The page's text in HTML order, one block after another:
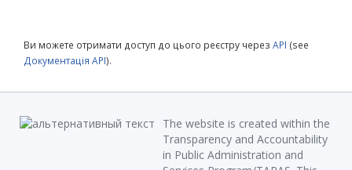
Ви можете отримати доступ до цього реєстру через API (see
Документація API).
The website is created within the
Transparency and Accountability
in Public Administration and